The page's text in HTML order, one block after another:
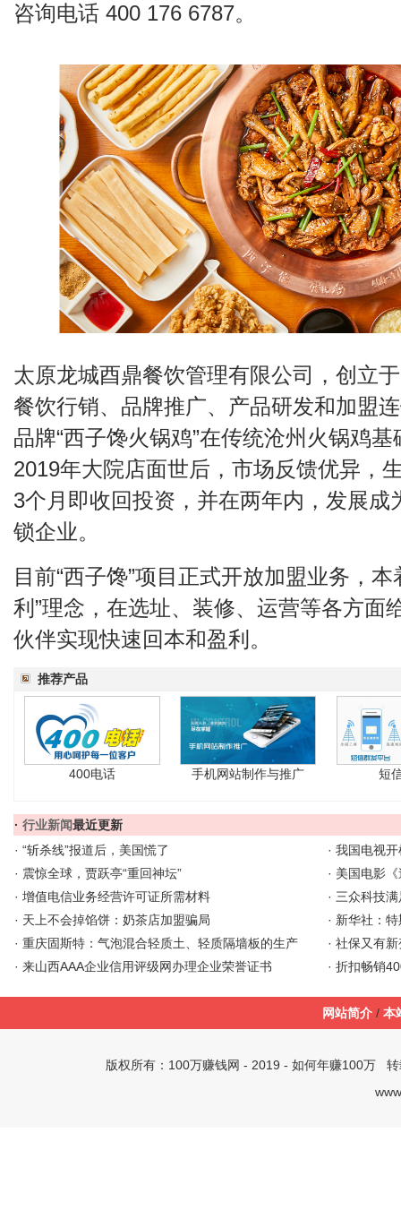
咨询电话 400 176 6787。
太原龙城酉鼎餐饮管理有限公司，创立
餐饮行销、品牌推广、产品研发和加盟
品牌“西子馋火锅鸡”在传统沧州火锅鸡
2019年大院店面世后，市场反馈优异，
3个月即收回投资，并在两年内，发展成
锁企业。
目前“西子馋”项目正式开放加盟业务，
利”理念，在选址、装修、运营等各方面
伙伴实现快速回本和盈利。
推荐产品
400电话 手机网站制作与推广 短
· 行业新闻最近更新
· “斩杀线”报道后，美国慌了 · 我国电视
· 震惊全球，贾跃亭“重回神坛” · 美国电影
· 增值电信业务经营许可证所需材料 · 三众科技
· 天上不会掉馅饼：奶茶店加盟骗局 · 新华社：
· 重庆固斯特：气泡混合轻质土、轻质隔墙板的生产 · 社保又有
· 来山西AAA企业信用评级网办理企业荣誉证书 · 折扣畅销
网站简介 / 本
版权所有： 100万赚钱网 - 2019 -如何年赚100万 转